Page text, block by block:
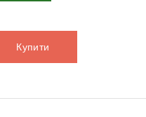
Купити